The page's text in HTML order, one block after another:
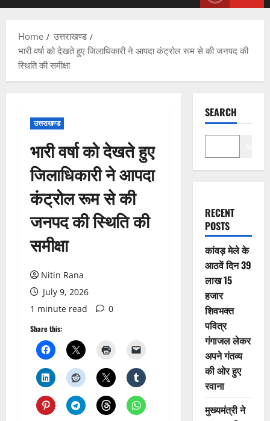
Home
उत्तराखण्ड
भारी वर्षा को देखते हुए जिलाधिकारी ने आपदा कंट्रोल रूम से की जनपद की
स्थिति की समीक्षा
उत्तराखण्ड
भारी वर्षा को देखते हुए
जिलाधिकारी ने आपदा
कंट्रोल रूम से की
जनपद की स्थिति की
समीक्षा
Nitin Rana
July 9, 2026
1 minute read
0
Share this:
SEARCH
RECENT
POSTS
कांवड़ मेले के
आठवें दिन 39
लाख 15
हजार
शिवभक्त
पवित्र
गंगाजल लेकर
अपने गंतव्य
की ओर हुए
रवाना
मुख्यमंत्री ने